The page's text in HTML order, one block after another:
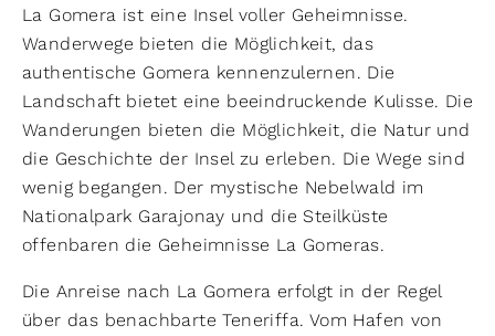
La Gomera ist eine Insel voller Geheimnisse.
Wanderwege bieten die Möglichkeit, das
authentische Gomera kennenzulernen. Die
Landschaft bietet eine beeindruckende Kulisse. Die
Wanderungen bieten die Möglichkeit, die Natur und
die Geschichte der Insel zu erleben. Die Wege sind
wenig begangen. Der mystische Nebelwald im
Nationalpark Garajonay und die Steilküste
offenbaren die Geheimnisse La Gomeras.
Die Anreise nach La Gomera erfolgt in der Regel
über das benachbarte Teneriffa. Vom Hafen von